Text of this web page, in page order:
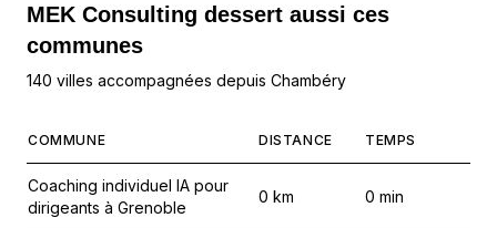
MEK Consulting dessert aussi ces
communes
140 villes accompagnées depuis Chambéry
COMMUNE DISTANCE TEMPS
Coaching individuel IA pour
dirigeants à Grenoble
0 km 0 min